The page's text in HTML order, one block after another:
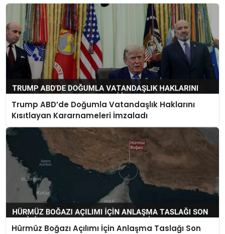
Trump ABD’de Doğumla Vatandaşlık Haklarını
Kısıtlayan Kararnameleri İmzaladı
Hürmüz Boğazı Açılımı İçin Anlaşma Taslağı Son